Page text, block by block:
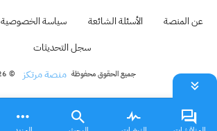
عن المنصة الأسئلة الشائعة سياسة الخصوصية
سجل التحديثات
جميع الحقوق محفوظة منصة مرتكز © 2026